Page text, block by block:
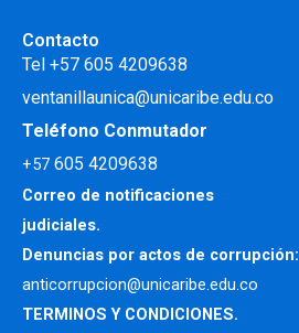
Contacto
Tel +57 605 4209638
ventanillaunica@unicaribe.edu.co
Teléfono Conmutador
+57 605 4209638
Correo de notificaciones
judiciales.
Denuncias por actos de corrupción:
anticorrupcion@unicaribe.edu.co
TERMINOS Y CONDICIONES.